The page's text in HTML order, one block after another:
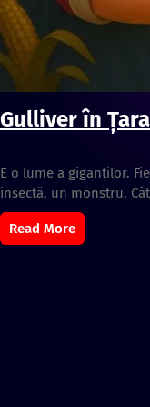
Gulliver în
E o lume a giganților.
insectă, un monstru.
Read More